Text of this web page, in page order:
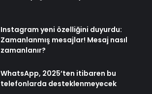
Instagram yeni özelliğini duyurdu:
Zamanlanmış mesajlar! Mesaj nasıl
zamanlanır?
WhatsApp, 2025’ten itibaren bu
telefonlarda desteklenmeyecek